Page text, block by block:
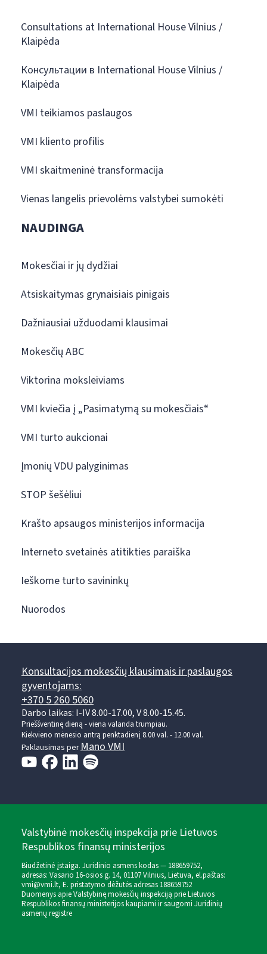
Consultations at International House Vilnius /
Klaipėda
Консультации в International House Vilnius /
Klaipėda
VMI teikiamos paslaugos
VMI kliento profilis
VMI skaitmeninė transformacija
Vienas langelis prievolėms valstybei sumokėti
NAUDINGA
Mokesčiai ir jų dydžiai
Atsiskaitymas grynaisiais pinigais
Dažniausiai užduodami klausimai
Mokesčių ABC
Viktorina moksleiviams
VMI kviečia į „Pasimatymą su mokesčiais“
VMI turto aukcionai
Įmonių VDU palyginimas
STOP šešėliui
Krašto apsaugos ministerijos informacija
Interneto svetainės atitikties paraiška
Ieškome turto savininkų
Nuorodos
Konsultacijos mokesčių klausimais ir paslaugos
gyventojams:
+370 5 260 5060
Darbo laikas: I-IV 8.00-17.00, V 8.00-15.45.
Prieššventinę dieną - viena valanda trumpiau.
Kiekvieno mėnesio antrą penktadienį 8.00 val. - 12.00 val.
Paklausimas perMano VMI
Valstybinė mokesčių inspekcija prie Lietuvos
Respublikos finansų ministerijos
Biudžetinė įstaiga. Juridinio asmens kodas — 188659752,
adresas: Vasario 16-osios g. 14, 01107 Vilnius, Lietuva, el.paštas:
vmi@vmi.lt, E. pristatymo dėžutės adresas 188659752
Duomenys apie Valstybinę mokesčių inspekciją prie Lietuvos
Respublikos finansų ministerijos kaupiami ir saugomi Juridinių
asmenų registre